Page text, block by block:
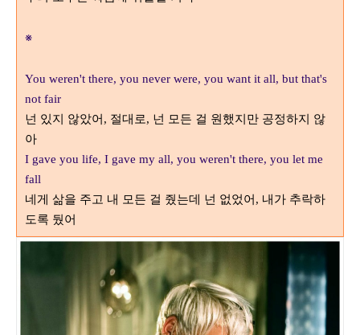
※
You weren't there, you never were, you want it all, but that's
not fair
넌 있지 않았어, 절대로, 넌 모든 걸 원했지만 공정하지 않
아
I gave you life, I gave my all, you weren't there, you let me
fall
네게 삶을 주고 내 모든 걸 줬는데 넌 없었어, 내가 추락하
도록 뒀어